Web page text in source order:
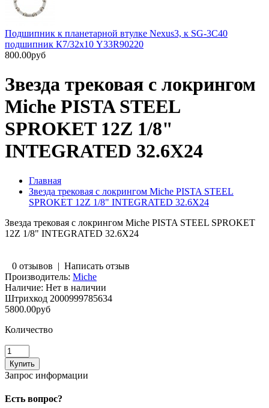
Подшипник к планетарной втулке Nexus3, к SG-3C40
подшипник К7/32х10 Y33R90220
800.00руб
Звезда трековая с локрингом
Miche PISTA STEEL
SPROKET 12Z 1/8"
INTEGRATED 32.6Х24
Главная
Звезда трековая с локрингом Miche PISTA STEEL
SPROKET 12Z 1/8" INTEGRATED 32.6Х24
Звезда трековая с локрингом Miche PISTA STEEL SPROKET
12Z 1/8" INTEGRATED 32.6Х24
0 отзывов | Написать отзыв
Производитель: Miche
Наличие: Нет в наличии
Штрихкод 2000999785634
5800.00руб
Количество
Запрос информации
Есть вопрос?